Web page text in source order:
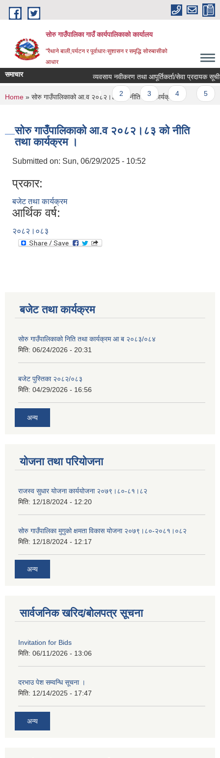
Skip to main content
सोरु गाउँपालिका गाउँ कार्यपालिकाको कार्यालय
"रैथाने बाली,पर्यटन र पूर्वाधारःसुशासन र समृद्धि सोरुबासीको
आधार
समाचार व्यवसाय नवीकरण तथा आपूर्तिकर्ता/सेवा प्रदायक
Pages
1
You are here
Home » सोरु गाउँपालिकाको आ.व २०८२।८३ को नीति तथा कार्यक्रम ।
सोरु गाउँपालिकाको आ.व २०८२।८३ को नीति
तथा कार्यक्रम ।
Submitted on: Sun, 06/29/2025 - 10:52
प्रकार:
बजेट तथा कार्यक्रम
आर्थिक वर्ष:
२०८२।०८३
बजेट तथा कार्यक्रम
सोरु गाउँपालिकाको निति तथा कार्यक्रम आ ब २०८३/०८४
मिति: 06/24/2026 - 20:31
बजेट पुस्तिका २०८२/०८३
मिति: 04/29/2026 - 16:56
अन्य
योजना तथा परियोजना
राजस्व सुधार योजना कार्ययोजना २०७९।८०-८१।८२
मिति: 12/18/2024 - 12:20
सोरु गाउँपालिका मुगुको क्षमता विकास योजना २०७९।८०-२०८१।०८२
मिति: 12/18/2024 - 12:17
अन्य
सार्वजनिक खरिद/बोलपत्र सूचना
Invitation for Bids
मिति: 06/11/2026 - 13:06
दरभाउ पेश सम्वन्धि सूचना ।
मिति: 12/14/2025 - 17:47
अन्य